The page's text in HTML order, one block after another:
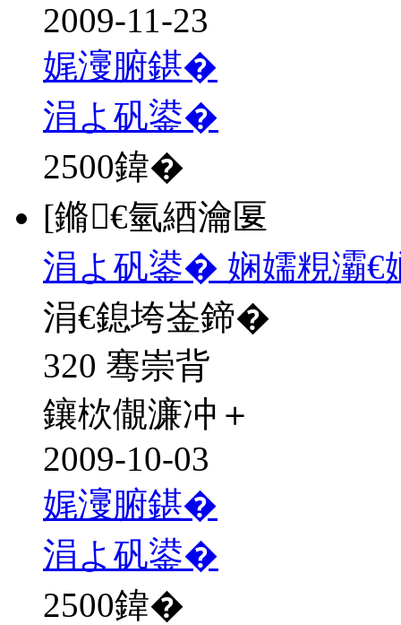
2009-11-23
娓濅腑鍖�
涓よ矾鍙�
2500鍏�
[鏅€氫綇瀹匽
涓よ矾鍙� 娴嬬粯灞
涓€鎴垮崟鍗�
320 骞崇背
鑲栨儬濂冲＋
2009-10-03
娓濅腑鍖�
涓よ矾鍙�
2500鍏�